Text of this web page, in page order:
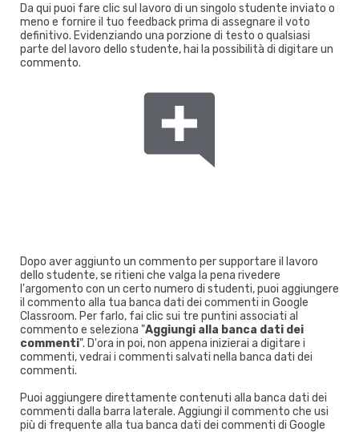
Da qui puoi fare clic sul lavoro di un singolo studente inviato o
meno e fornire il tuo feedback prima di assegnare il voto
definitivo. Evidenziando una porzione di testo o qualsiasi
parte del lavoro dello studente, hai la possibilità di digitare un
commento.
Dopo aver aggiunto un commento per supportare il lavoro
dello studente, se ritieni che valga la pena rivedere
l'argomento con un certo numero di studenti, puoi aggiungere
il commento alla tua banca dati dei commenti in Google
Classroom. Per farlo, fai clic sui tre puntini associati al
commento e seleziona "Aggiungi alla banca dati dei
commenti". D'ora in poi, non appena inizierai a digitare i
commenti, vedrai i commenti salvati nella banca dati dei
commenti.
Puoi aggiungere direttamente contenuti alla banca dati dei
commenti dalla barra laterale. Aggiungi il commento che usi
più di frequente alla tua banca dati dei commenti di Google